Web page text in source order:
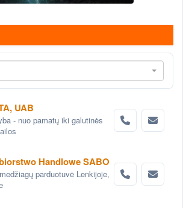
UAB
- nuo pamatų iki galutinės
Handlowe SABO
parduotuvė Lenkijoje,